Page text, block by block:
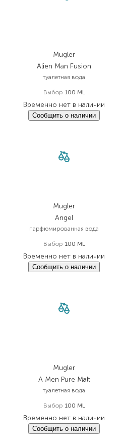
Mugler
Alien Man Fusion
туалетная вода
Выбор 100 ML
Временно нет в наличии
Сообщить о наличии
Mugler
Angel
парфюмированная вода
Выбор 100 ML
Временно нет в наличии
Сообщить о наличии
Mugler
A Men Pure Malt
туалетная вода
Выбор 100 ML
Временно нет в наличии
Сообщить о наличии